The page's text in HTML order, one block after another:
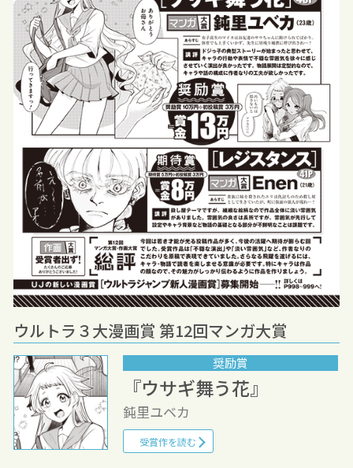
ウルトラ３大漫画賞 第12回マンガ大賞
奨励賞
『ウサギ舞う花』
鈍里ユベカ
受賞作を読む